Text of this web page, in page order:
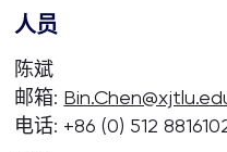
人员
陈斌
邮箱:
电话: +86 (0) 512